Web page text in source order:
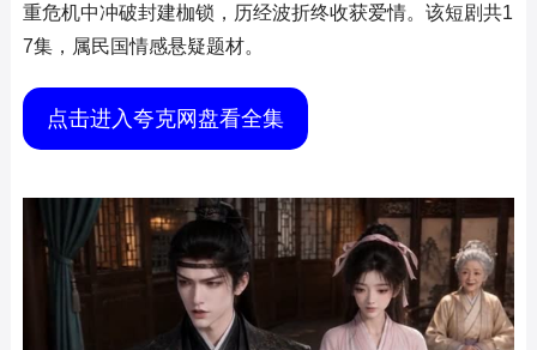
重危机中冲破封建枷锁，历经波折终收获爱情。该短剧共1
7集，属民国情感悬疑题材。
点击进入夸克网盘看全集